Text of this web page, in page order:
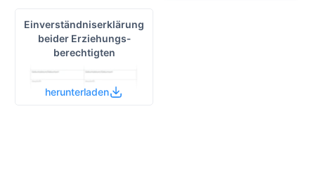
Einverständnis­erklärung
beider Erziehungs­
berechtigten
herunterladen